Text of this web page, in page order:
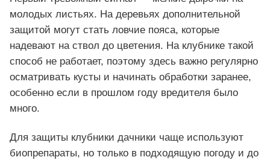
молодых листьях. На деревьях дополнительной
защитой могут стать ловчие пояса, которые
надевают на ствол до цветения. На клубнике такой
способ не работает, поэтому здесь важно регулярно
осматривать кусты и начинать обработки заранее,
особенно если в прошлом году вредителя было
много.
Для защиты клубники дачники чаще используют
биопрепараты, но только в подходящую погоду и до